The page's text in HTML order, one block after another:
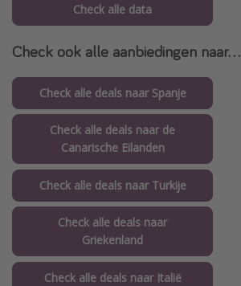
Check alle data
Check ook alle aanbiedingen naar...
Check alle deals naar Spanje
Check alle deals naar de
Canarische Eilanden
Check alle deals naar Turkije
Check alle deals naar
Griekenland
Check alle deals naar Italië